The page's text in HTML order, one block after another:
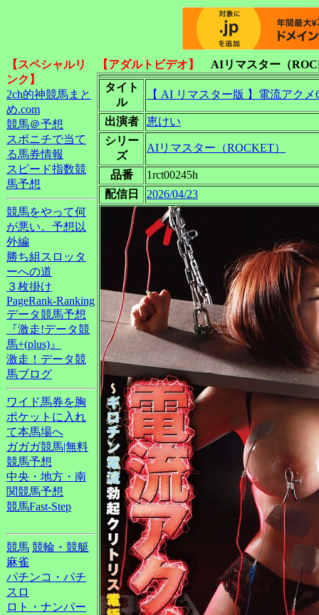
【スペシャルリ
ンク】
2ch的神競馬まと
め.com
競馬＠予想
スポニチで当て
る馬券情報
スピード指数競
馬予想
競馬をやって何
が悪い。予想以
外編
勝ち組スロッタ
ーへの道
３枚掛け
PageRank-Ranking
データ競馬予想
『激走!データ競
馬+(plus)』
激走！データ競
馬ブログ
ワイド馬券を胸
ポケットに入れ
て本馬場へ
ガガガ競馬|無料
競馬予想
中央・地方・南
関競馬予想
競馬Fast-Step
競馬 競輪・競艇
麻雀
パチンコ・パチ
スロ
ロト・ナンバー
【アダルトビデオ】
AIリマスター（
タイト
ル
【 AI リマスター版 】電流アクメ
出演者
恵けい
シリー
ズ
AIリマスター（ROCKET）
品番
1rct00245h
配信日
2026/04/23